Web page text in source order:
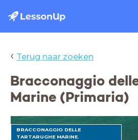
‹ Terug naar zoeken
Bracconaggio
Marine (Primaria)
BRACCONAGGIO DELLE
TARTARUGHE MARINE.